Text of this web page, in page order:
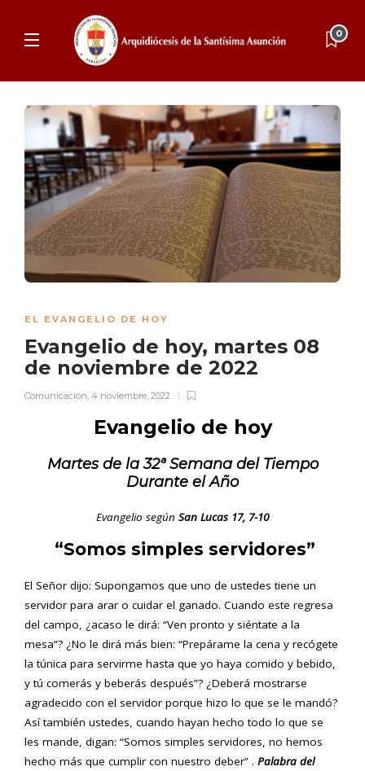
0
EL EVANGELIO DE HOY
Evangelio de hoy, martes 08
de noviembre de 2022
Comunicación, 4 noviembre, 2022
Evangelio de hoy
Martes de la 32ª Semana del Tiempo
Durante el Año
Evangelio según San Lucas 17, 7-10
“Somos simples servidores”
El Señor dijo: Supongamos que uno de ustedes tiene un
servidor para arar o cuidar el ganado. Cuando este regresa
del campo, ¿acaso le dirá: “Ven pronto y siéntate a la
mesa”? ¿No le dirá más bien: “Prepárame la cena y recógete
la túnica para servirme hasta que yo haya comido y bebido,
y tú comerás y beberás después”? ¿Deberá mostrarse
agradecido con el servidor porque hizo lo que se le mandó?
Así también ustedes, cuando hayan hecho todo lo que se
les mande, digan: “Somos simples servidores, no hemos
hecho más que cumplir con nuestro deber” . Palabra del